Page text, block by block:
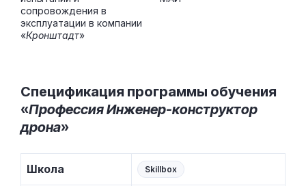
сопровождения в
эксплуатации в компании
«Кронштадт»
Спецификация программы обучения
«Профессия Инженер-конструктор
дрона»
Школа Skillbox